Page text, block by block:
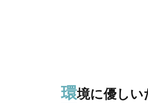
環境に優しい